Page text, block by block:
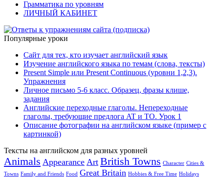
Грамматика по уровням
ЛИЧНЫЙ КАБИНЕТ
Популярные уроки
Сайт для тех, кто изучает английский язык
Изучение английского языка по темам (слова, тексты)
Present Simple или Present Continuous (уровни 1,2,3).
Упражнения
Личное письмо 5-6 класс. Образец, фразы клише,
задания
Английские переходные глаголы. Непереходные
глаголы, требующие предлога AT и TO. Урок 1
Описание фотографии на английском языке (пример с
картинкой)
Тексты на английском для разных уровней
Animals Appearance Art British Towns Character Cities &
Towns Family and Friends Food Great Britain Hobbies & Free Time Holidays